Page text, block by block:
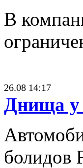
В
26.08 14:17
Днища у
болидов